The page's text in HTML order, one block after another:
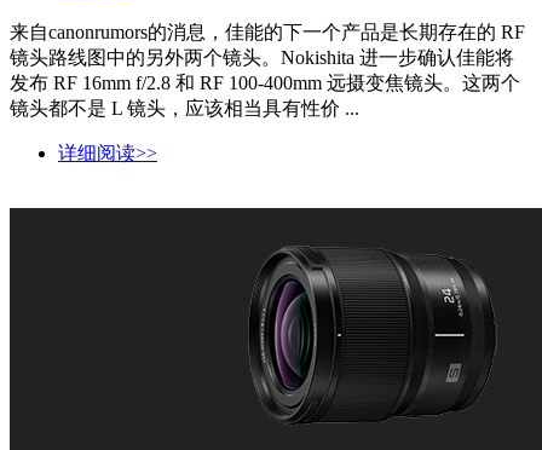
来自canonrumors的消息，佳能的下一个产品是长期存在的 RF
镜头路线图中的另外两个镜头。Nokishita 进一步确认佳能将
发布 RF 16mm f/2.8 和 RF 100-400mm 远摄变焦镜头。这两个
镜头都不是 L 镜头，应该相当具有性价 ...
详细阅读>>